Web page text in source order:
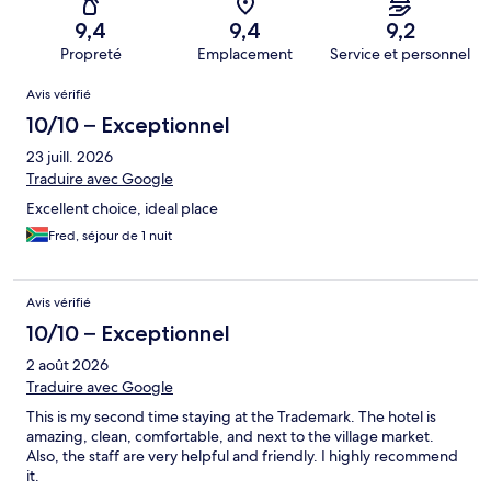
9,4
Propreté
9,4
Emplacement
9,2
Service et personnel
Avis
Avis vérifié
10/10 – Exceptionnel
23 juill. 2026
Traduire avec Google
Excellent choice, ideal place
Fred, séjour de 1 nuit
Avis vérifié
10/10 – Exceptionnel
2 août 2026
Traduire avec Google
This is my second time staying at the Trademark. The hotel is
amazing, clean, comfortable, and next to the village market.
Also, the staff are very helpful and friendly. I highly recommend
it.